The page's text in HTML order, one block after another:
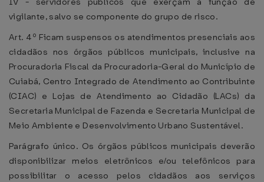
vigilante, salvo se componente do grupo de risco.
Art. 4º Ficam suspensos os atendimentos presenciais aos
cidadãos nos órgãos públicos municipais, inclusive na
Procuradoria Fiscal da Procuradoria-Geral do Município de
Cuiabá, Centro Integrado de Atendimento ao Contribuinte
(CIAC) e Lojas de Atendimento ao Cidadão (LACs) da
Secretaria Municipal de Fazenda e Secretaria Municipal de
Meio Ambiente e Desenvolvimento Urbano Sustentável.
Parágrafo único. Os órgãos públicos municipais deverão
disponibilizar meios eletrônicos e/ou telefônicos para
possibilitar o acesso pelos cidadãos aos serviços